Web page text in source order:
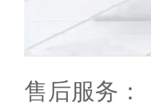
售后服务：